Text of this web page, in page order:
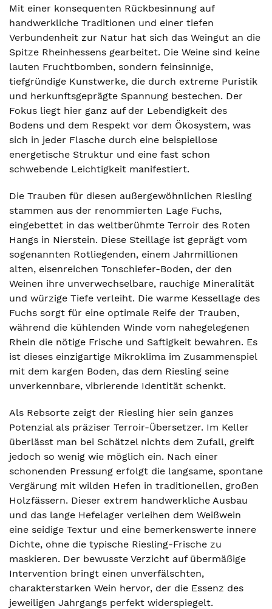
Mit einer konsequenten Rückbesinnung auf
handwerkliche Traditionen und einer tiefen
Verbundenheit zur Natur hat sich das Weingut an die
Spitze Rheinhessens gearbeitet. Die Weine sind keine
lauten Fruchtbomben, sondern feinsinnige,
tiefgründige Kunstwerke, die durch extreme Puristik
und herkunftsgeprägte Spannung bestechen. Der
Fokus liegt hier ganz auf der Lebendigkeit des
Bodens und dem Respekt vor dem Ökosystem, was
sich in jeder Flasche durch eine beispiellose
energetische Struktur und eine fast schon
schwebende Leichtigkeit manifestiert.
Die Trauben für diesen außergewöhnlichen Riesling
stammen aus der renommierten Lage Fuchs,
eingebettet in das weltberühmte Terroir des Roten
Hangs in Nierstein. Diese Steillage ist geprägt vom
sogenannten Rotliegenden, einem Jahrmillionen
alten, eisenreichen Tonschiefer-Boden, der den
Weinen ihre unverwechselbare, rauchige Mineralität
und würzige Tiefe verleiht. Die warme Kessellage des
Fuchs sorgt für eine optimale Reife der Trauben,
während die kühlenden Winde vom nahegelegenen
Rhein die nötige Frische und Saftigkeit bewahren. Es
ist dieses einzigartige Mikroklima im Zusammenspiel
mit dem kargen Boden, das dem Riesling seine
unverkennbare, vibrierende Identität schenkt.
Als Rebsorte zeigt der Riesling hier sein ganzes
Potenzial als präziser Terroir-Übersetzer. Im Keller
überlässt man bei Schätzel nichts dem Zufall, greift
jedoch so wenig wie möglich ein. Nach einer
schonenden Pressung erfolgt die langsame, spontane
Vergärung mit wilden Hefen in traditionellen, großen
Holzfässern. Dieser extrem handwerkliche Ausbau
und das lange Hefelager verleihen dem Weißwein
eine seidige Textur und eine bemerkenswerte innere
Dichte, ohne die typische Riesling-Frische zu
maskieren. Der bewusste Verzicht auf übermäßige
Intervention bringt einen unverfälschten,
charakterstarken Wein hervor, der die Essenz des
jeweiligen Jahrgangs perfekt widerspiegelt.